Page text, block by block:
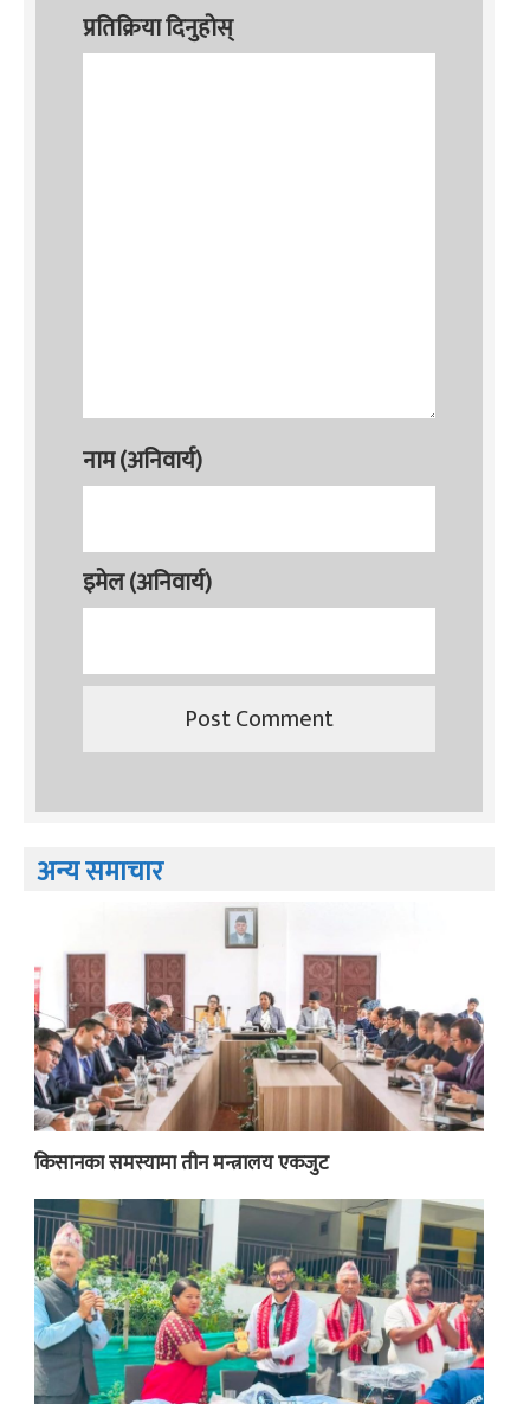
प्रतिक्रिया दिनुहोस्
नाम (अनिवार्य)
इमेल (अनिवार्य)
अन्य समाचार
किसानका समस्यामा तीन मन्त्रालय एकजुट